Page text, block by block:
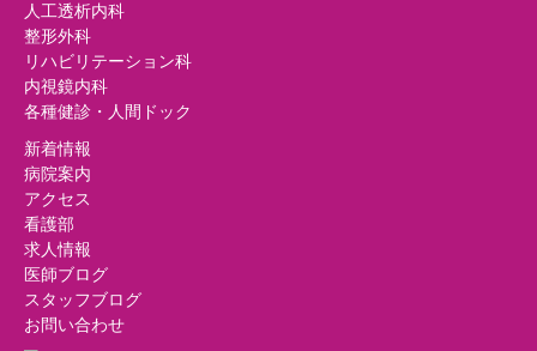
人工透析内科
整形外科
リハビリテーション科
内視鏡内科
各種健診・人間ドック
新着情報
病院案内
アクセス
看護部
求人情報
医師ブログ
スタッフブログ
お問い合わせ